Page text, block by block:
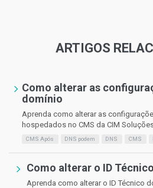
ARTIGOS
Como alterar as
domínio
Aprenda como alterar as
hospedados no CMS da CIM
CMS Após DNS podem DNS CMS
Como alterar o ID
Aprenda como alterar o ID Técnico